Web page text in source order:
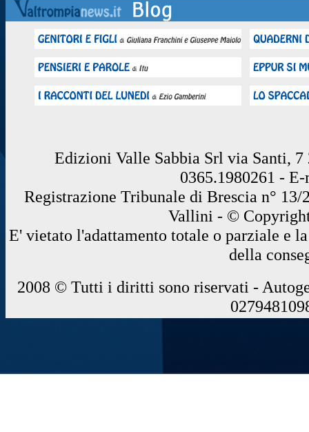
Edizioni Valle Sabbia Srl via Santi, 7
0365.1980261 -
Registrazione Tribunale di Brescia n°
Vallini - ©
E' vietato l'adattamento totale o parziale e
della
2008 © Tutti i diritti sono riservati -